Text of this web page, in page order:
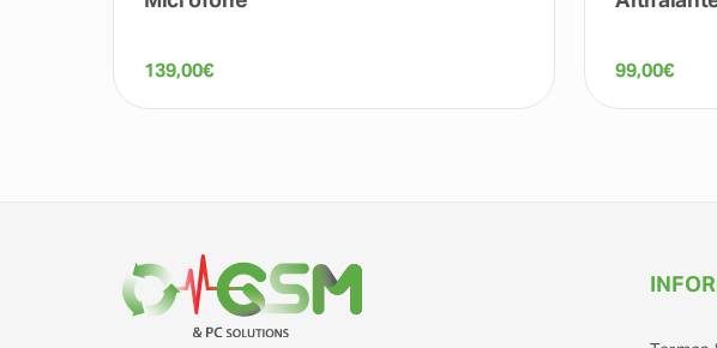
139,00€ 99,00€